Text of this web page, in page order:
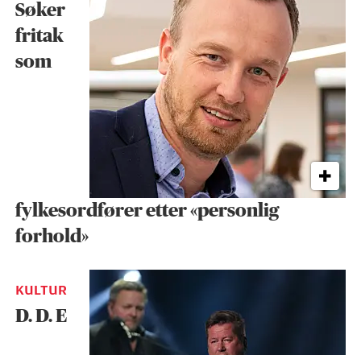
Søker
fritak
som
fylkesordfører etter «personlig
forhold»
KULTUR
D. D. E